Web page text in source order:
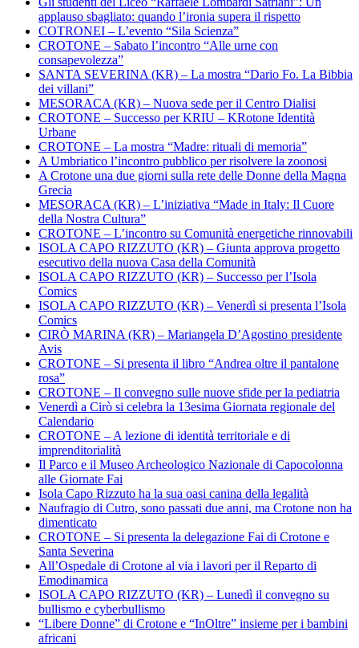
applauso sbagliato: quando l’ironia supera il rispetto
COTRONEI – L’evento “Sila Scienza”
CROTONE – Sabato l’incontro “Alle urne con
consapevolezza”
SANTA SEVERINA (KR) – La mostra “Dario Fo. La Bibbia
dei villani”
MESORACA (KR) – Nuova sede per il Centro Dialisi
CROTONE – Successo per KRIU – KRotone Identità
Urbane
CROTONE – La mostra “Madre: rituali di memoria”
A Umbriatico l’incontro pubblico per risolvere la zoonosi
A Crotone una due giorni sulla rete delle Donne della Magna
Grecia
MESORACA (KR) – L’iniziativa “Made in Italy: Il Cuore
della Nostra Cultura”
CROTONE – L’incontro su Comunità energetiche rinnovabili
ISOLA CAPO RIZZUTO (KR) – Giunta approva progetto
esecutivo della nuova Casa della Comunità
ISOLA CAPO RIZZUTO (KR) – Successo per l’Isola
Comics
ISOLA CAPO RIZZUTO (KR) – Venerdì si presenta l’Isola
Comics
CIRÒ MARINA (KR) – Mariangela D’Agostino presidente
Avis
CROTONE – Si presenta il libro “Andrea oltre il pantalone
rosa”
CROTONE – Il convegno sulle nuove sfide per la pediatria
Venerdì a Cirò si celebra la 13esima Giornata regionale del
Calendario
CROTONE – A lezione di identità territoriale e di
imprenditorialità
Il Parco e il Museo Archeologico Nazionale di Capocolonna
alle Giornate Fai
Isola Capo Rizzuto ha la sua oasi canina della legalità
Naufragio di Cutro, sono passati due anni, ma Crotone non ha
dimenticato
CROTONE – Si presenta la delegazione Fai di Crotone e
Santa Severina
All’Ospedale di Crotone al via i lavori per il Reparto di
Emodinamica
ISOLA CAPO RIZZUTO (KR) – Lunedì il convegno su
bullismo e cyberbullismo
“Libere Donne” di Crotone e “InOltre” insieme per i bambini
africani